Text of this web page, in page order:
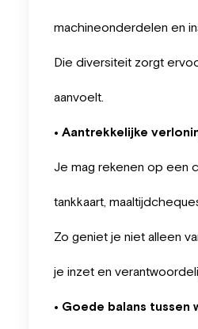
machineonderdelen en
Die diversiteit zorgt
aanvoelt.
• Aantrekkelijke
Je mag rekenen op een
tankkaart,
Zo geniet je niet alleen
je inzet en
• Goede balans tussen